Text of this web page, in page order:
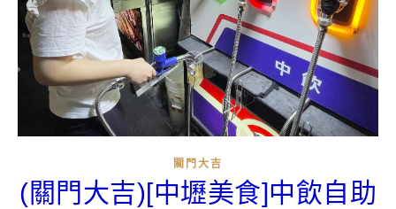
關門大吉
(關門大吉)[中壢美食]中飲自助